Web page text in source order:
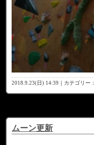
2018.9.23(日) 14:39｜カテゴリー：
ムーン更新